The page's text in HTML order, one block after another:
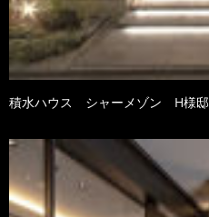
積水ハウス シャーメゾン H様邸